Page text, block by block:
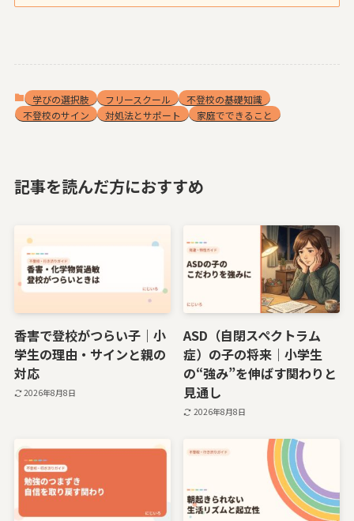
学びの選択肢 フリースクール
不登校の基礎知識
不登校のサイン
対処法とサポート 家庭でできること
記事を読んだ方におすすめ
香害で登校がつらい子｜小
学生の理由・サインと親の
対応
2026年8月8日
ASD（自閉スペクトラム
症）の子の将来｜小学生
の“強み”を伸ばす関わりと
見通し
2026年8月8日